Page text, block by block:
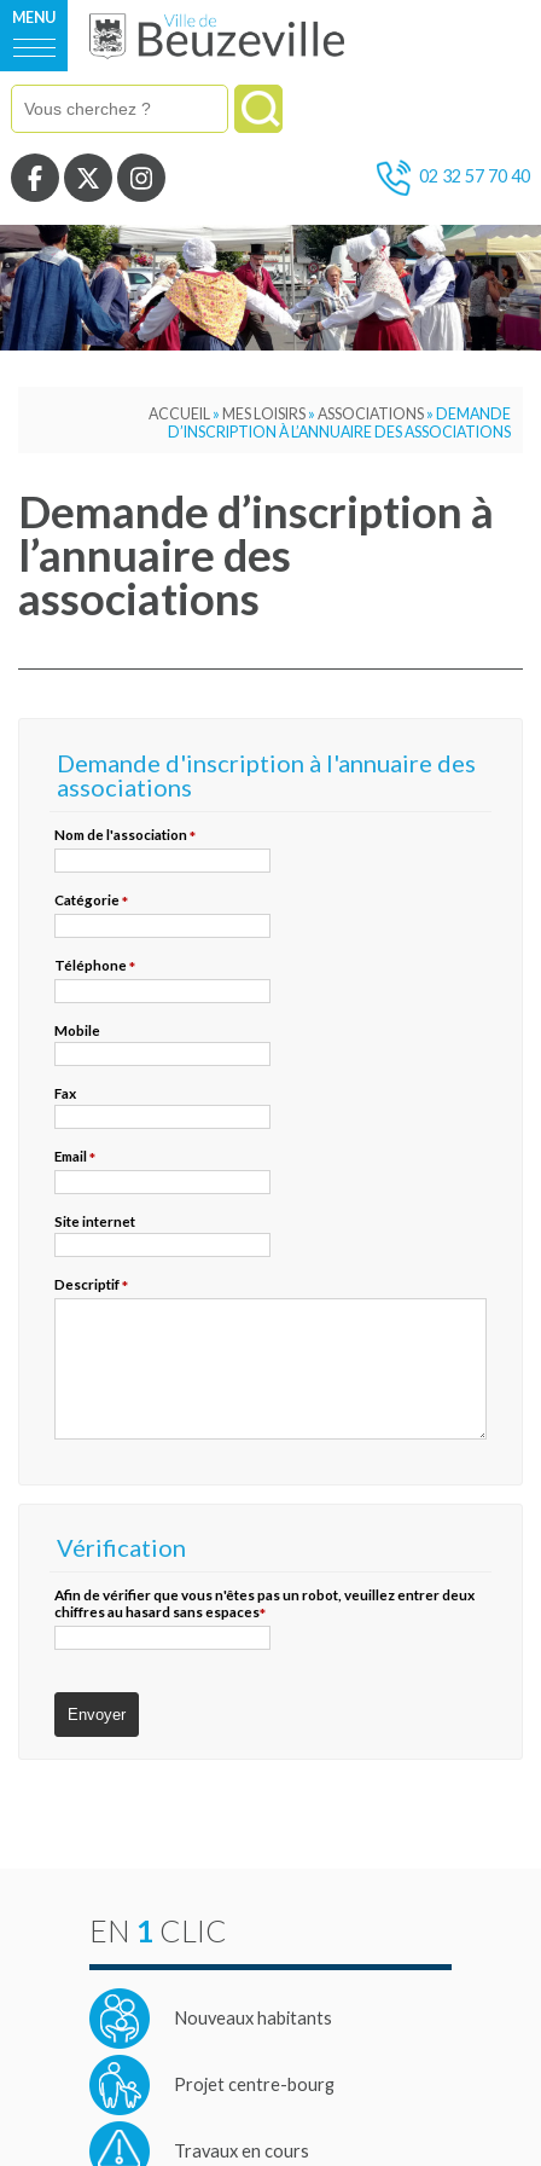
Voir la page Facebook
Voir la page Twitter
Voir la page Instagram 02 32 57 70 40
MENU
ACCUEIL » MES LOISIRS » ASSOCIATIONS » DEMANDE
D’INSCRIPTION À L’ANNUAIRE DES ASSOCIATIONS
Demande d’inscription à
l’annuaire des
associations
Demande d'inscription à l'annuaire des
associations
Nom de l'association*
Catégorie*
Téléphone*
Mobile
Fax
Email*
Site internet
Descriptif*
Vérification
Afin de vérifier que vous n'êtes pas un robot, veuillez entrer deux
chiffres au hasard sansespaces*
EN 1 CLIC
Nouveaux habitants
Projet centre-bourg
Travaux en cours